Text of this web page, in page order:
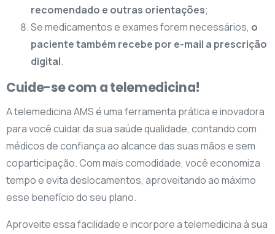
recomendado e outras orientações;
Se medicamentos e exames forem necessários, o
paciente também recebe por e-mail a prescrição
digital.
Cuide-se com a telemedicina!
A telemedicina AMS é uma ferramenta prática e inovadora
para você cuidar da sua saúde qualidade, contando com
médicos de confiança ao alcance das suas mãos e sem
coparticipação. Com mais comodidade, você economiza
tempo e evita deslocamentos, aproveitando ao máximo
esse benefício do seu plano.
Aproveite essa facilidade e incorpore a telemedicina à sua